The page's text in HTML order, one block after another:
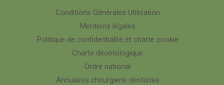
Conditions Générales Utilisation
Mentions légales
Politique de confidentialité et charte cookie
Charte déontologique
Ordre national
Annuaires chirurgiens dentistes